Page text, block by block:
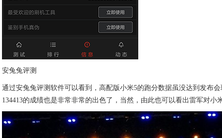
安兔兔评测
通过安兔兔评测软件可以看到，高配版小米5的跑分数据虽没达到发布会
134413的成绩也是非常非常的出色了，当然，由此也可以看出雷军对小